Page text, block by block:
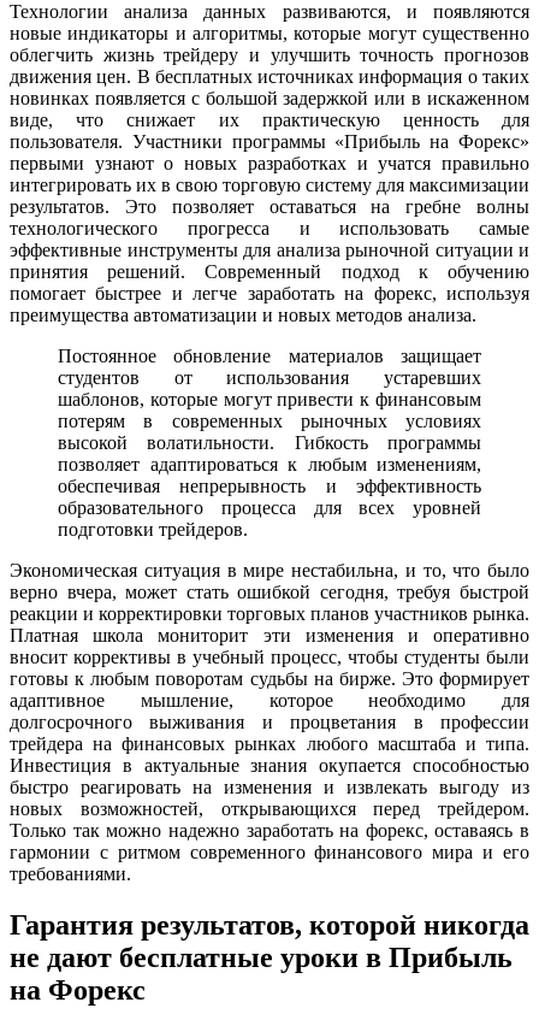
Технологии анализа данных развиваются, и появляются
новые индикаторы и алгоритмы, которые могут существенно
облегчить жизнь трейдеру и улучшить точность прогнозов
движения цен. В бесплатных источниках информация о таких
новинках появляется с большой задержкой или в искаженном
виде, что снижает их практическую ценность для
пользователя. Участники программы «Прибыль на Форекс»
первыми узнают о новых разработках и учатся правильно
интегрировать их в свою торговую систему для максимизации
результатов. Это позволяет оставаться на гребне волны
технологического прогресса и использовать самые
эффективные инструменты для анализа рыночной ситуации и
принятия решений. Современный подход к обучению
помогает быстрее и легче заработать на форекс, используя
преимущества автоматизации и новых методов анализа.
Постоянное обновление материалов защищает
студентов от использования устаревших
шаблонов, которые могут привести к финансовым
потерям в современных рыночных условиях
высокой волатильности. Гибкость программы
позволяет адаптироваться к любым изменениям,
обеспечивая непрерывность и эффективность
образовательного процесса для всех уровней
подготовки трейдеров.
Экономическая ситуация в мире нестабильна, и то, что было
верно вчера, может стать ошибкой сегодня, требуя быстрой
реакции и корректировки торговых планов участников рынка.
Платная школа мониторит эти изменения и оперативно
вносит коррективы в учебный процесс, чтобы студенты были
готовы к любым поворотам судьбы на бирже. Это формирует
адаптивное мышление, которое необходимо для
долгосрочного выживания и процветания в профессии
трейдера на финансовых рынках любого масштаба и типа.
Инвестиция в актуальные знания окупается способностью
быстро реагировать на изменения и извлекать выгоду из
новых возможностей, открывающихся перед трейдером.
Только так можно надежно заработать на форекс, оставаясь в
гармонии с ритмом современного финансового мира и его
требованиями.
Гарантия результатов, которой никогда
не дают бесплатные уроки в Прибыль
на Форекс